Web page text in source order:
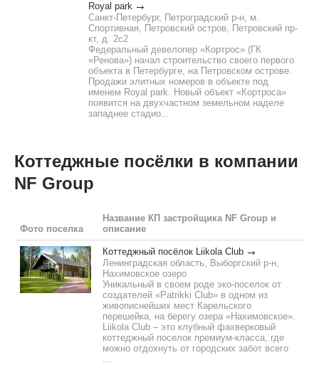
Royal park
Санкт-Петербург, Петроградский р-н, м.
Спортивная, Петровский остров, Петровский пр-
кт, д. 2с2
Федеральный девелопер «Кортрос» (ГК
«Ренова») начал строительство своего первого
объекта в Петербурге, на Петровском острове.
Продажи элитных номеров в объекте под
именем Royal park. Новый объект «Кортроса»
появится на двухчастном земельном наделе
западнее стадио...
Коттеджные посёлки в компании
NF Group
Фото поселка
Название КП застройщика NF Group и
описание
Коттеджный посёлок Liikola Club
Ленинградская область, Выборгский р-н,
Нахимовское озеро
Уникальный в своем роде эко-поселок от
создателей «Patrikki Сlub» в одном из
живописнейших мест Карельского
перешейка, на берегу озера «Нахимовское».
Liikola Club – это клубный фахверковый
коттеджный поселок премиум-класса, где
можно отдохнуть от городских забот всего
...